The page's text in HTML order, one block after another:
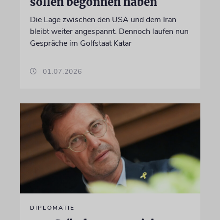
Die Lage zwischen den USA und dem Iran
bleibt weiter angespannt. Dennoch laufen nun
Gespräche im Golfstaat Katar
01.07.2026
DIPLOMATIE